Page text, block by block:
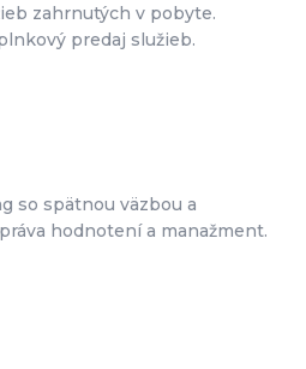
zahrnutých v pobyte.
predaj služieb.
so spätnou väzbou a
hodnotení a manažment.